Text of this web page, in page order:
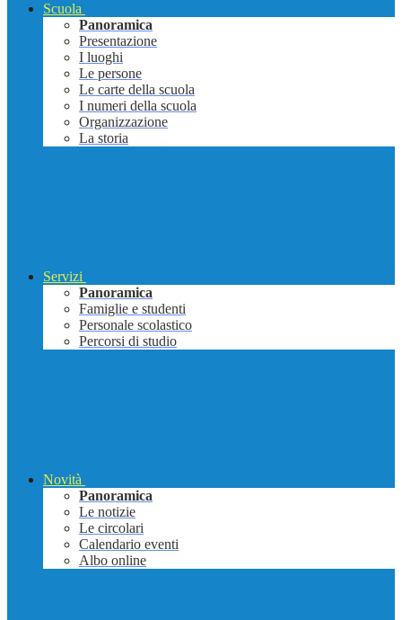
Scuola
Panoramica
Presentazione
I luoghi
Le persone
Le carte della scuola
I numeri della scuola
Organizzazione
La storia
Servizi
Panoramica
Famiglie e studenti
Personale scolastico
Percorsi di studio
Novità
Panoramica
Le notizie
Le circolari
Calendario eventi
Albo online